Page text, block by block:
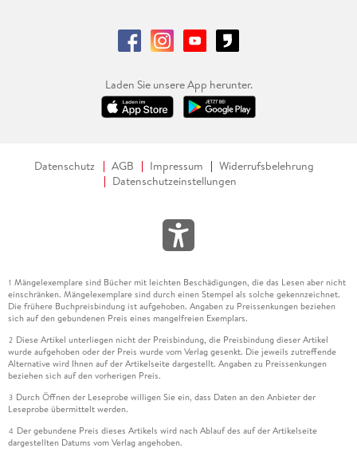
Laden Sie unsere App herunter.
Datenschutz AGB Impressum
Widerrufsbelehrung
Datenschutzeinstellungen
1 Mängelexemplare sind Bücher mit leichten Beschädigungen, die das Lesen aber nicht
einschränken. Mängelexemplare sind durch einen Stempel als solche gekennzeichnet.
Die frühere Buchpreisbindung ist aufgehoben. Angaben zu Preissenkungen beziehen
sich auf den gebundenen Preis eines mangelfreien Exemplars.
2 Diese Artikel unterliegen nicht der Preisbindung, die Preisbindung dieser Artikel
wurde aufgehoben oder der Preis wurde vom Verlag gesenkt. Die jeweils zutreffende
Alternative wird Ihnen auf der Artikelseite dargestellt. Angaben zu Preissenkungen
beziehen sich auf den vorherigen Preis.
3 Durch Öffnen der Leseprobe willigen Sie ein, dass Daten an den Anbieter der
Leseprobe übermittelt werden.
4 Der gebundene Preis dieses Artikels wird nach Ablauf des auf der Artikelseite
dargestellten Datums vom Verlag angehoben.